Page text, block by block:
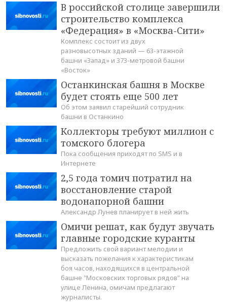
В российской столице завершили
строительство комплекса
«Федерация» в «Москва-Сити»
Комплекс состоит из двух
разновысотных зданий — 63-этажной
башни «Запад» и 373-метровой башни
«Восток»
Останкинская башня в Москве
будет стоять еще 500 лет
Об этом заявил старейший сотрудник
башни в Останкино
Коллекторы требуют миллион с
томского блогера
Пока сообщения приходят по SMS и в
Интернете
2,5 года томич потратил на
восстановление старой
водонапорной башни
Александр Лунев планирует в ней жить
Омичи решат, как будут звучать
главные городские куранты
Предложить свой вариант мелодии и
высказать пожелания к характеристикам
боя часов, находящихся в центральной
башне "Московских торговых рядов" на
улице Ленина, омичам предлагают
журналисты.